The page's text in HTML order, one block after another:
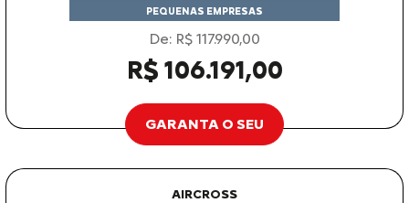
PEQUENAS EMPRESAS
De: R$ 117.990,00
R$ 106.191,00
GARANTA O SEU
AIRCROSS